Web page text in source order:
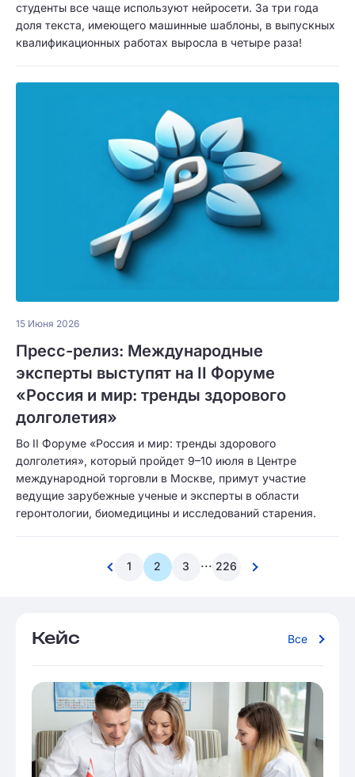
студенты все чаще используют нейросети. За три года
доля текста, имеющего машинные шаблоны, в выпускных
квалификационных работах выросла в четыре раза!
15 Июня 2026
Пресс-релиз: Международные
эксперты выступят на II Форуме
«Россия и мир: тренды здорового
долголетия»
Во II Форуме «Россия и мир: тренды здорового
долголетия», который пройдет 9–10 июля в Центре
международной торговли в Москве, примут участие
ведущие зарубежные ученые и эксперты в области
геронтологии, биомедицины и исследований старения.
1 2 3 ... 226
Кейс Все